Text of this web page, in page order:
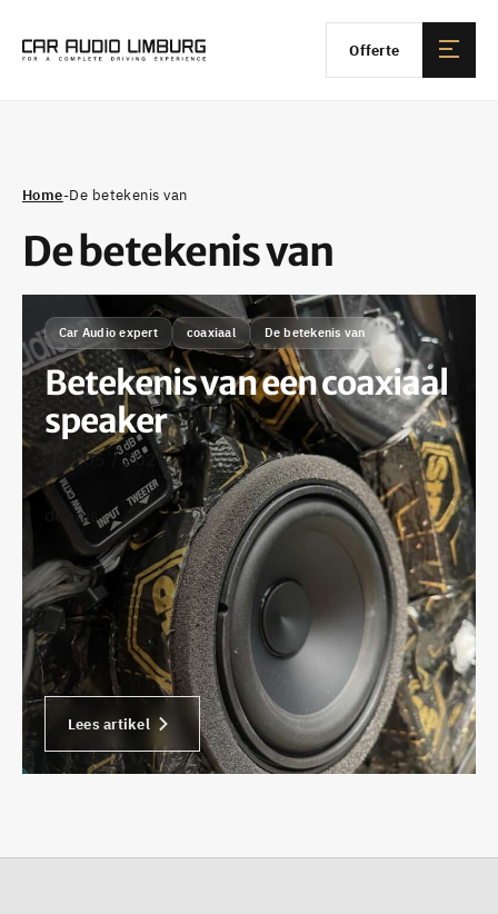
Offerte
Home-De betekenis van
De betekenis van
Car Audio expert coaxiaal De betekenis van
Betekenis van een coaxiaal
speaker
30 / 05 / 2025
•
dennis
Lees artikel